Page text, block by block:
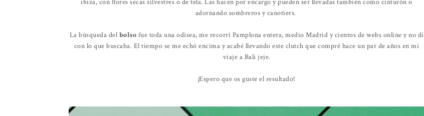
ibiza, con flores secas silvestres o de tela. Las hacen por encargo y pueden ser llevadas también como cinturón o
adornando sombreros y canotiers.
La búsqueda del bolso fue toda una odisea, me recorrí Pamplona entera, medio Madrid y cientos de webs online y no dí
con lo que buscaba. El tiempo se me echó encima y acabé llevando este clutch que compré hace un par de años en mi
viaje a Bali jeje.
¡Espero que os guste el resultado!